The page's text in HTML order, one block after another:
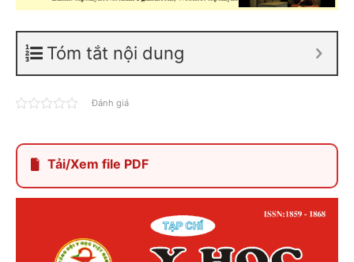
Tóm tắt nội dung
Đánh giá
Tải/Xem file PDF